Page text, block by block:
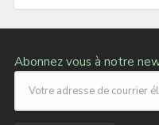
Abonnez vous à notre